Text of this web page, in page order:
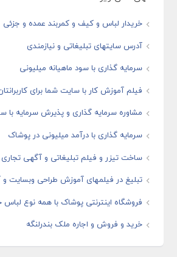
خریدار لباس و کیف و کمربند عمده و جزئی
آدرس سایتهای تبلیغاتی و نیازمندی
سرمایه گذاری با سود ماهیانه میلیونی
فیلم آموزش کار با سایت شما برای
مشاوره سرمایه گذاری و پذیرش سرمایه با
سرمایه گذاری با درآمد میلیونی در پوشاک
ساخت تیزر و فیلم تبلیغاتی و آگهی
تبلیغ در فیلمهای آموزش طراحی وبسایت و
فروشگاه اینترنتی پوشاک با همه نوع لباس
خرید و فروش و اجاره ملک بندرلنگه